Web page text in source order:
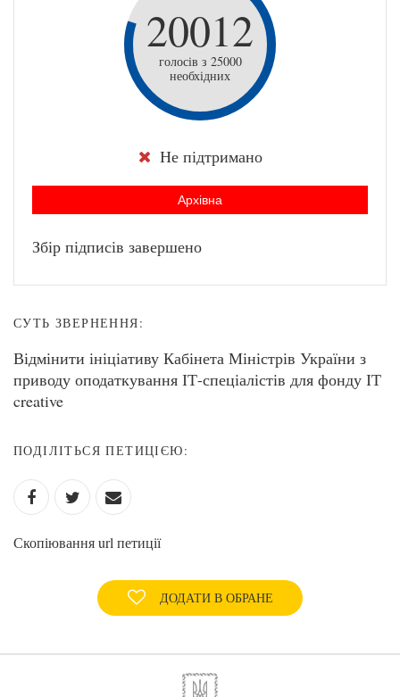
20012
голосів з 25000
необхідних
Не підтримано
Архівна
Збір підписів завершено
СУТЬ ЗВЕРНЕННЯ:
Відмінити ініціативу Кабінета Міністрів України з
приводу оподаткування ІТ-спеціалістів для фонду ІТ
creative
ПОДІЛІТЬСЯ ПЕТИЦІЄЮ:
Скопіювання url петиції
ДОДАТИ В ОБРАНЕ